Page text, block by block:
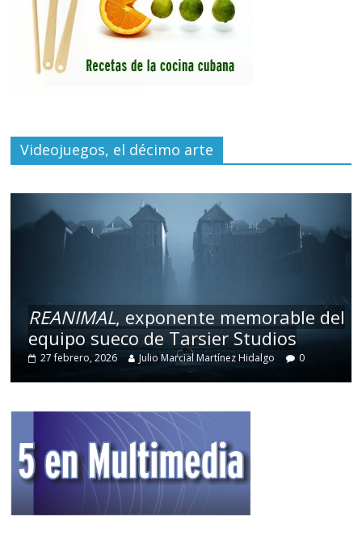
Videojuegos, el décimo arte
REANIMAL, exponente memorable del
equipo sueco de Tarsier Studios
27 febrero, 2026 Julio Marcial Martínez Hidalgo 0